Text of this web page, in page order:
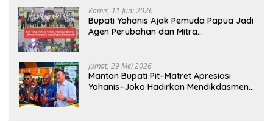
Kamis, 11 Juni 2026
Bupati Yohanis Ajak Pemuda Papua Jadi
Agen Perubahan dan Mitra
Jumat, 29 Mei 2026
Mantan Bupati Pit–Matret Apresiasi
Yohanis–Joko Hadirkan Mendikdasmen